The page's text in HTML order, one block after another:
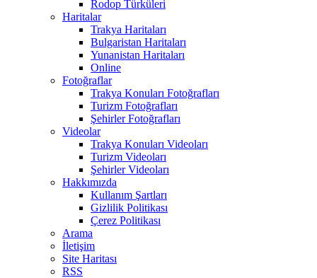
Rodop Türküleri
Haritalar
Trakya Haritaları
Bulgaristan Haritaları
Yunanistan Haritaları
Online
Fotoğraflar
Trakya Konuları Fotoğrafları
Turizm Fotoğrafları
Şehirler Fotoğrafları
Videolar
Trakya Konuları Videoları
Turizm Videoları
Şehirler Videoları
Hakkımızda
Kullanım Şartları
Gizlilik Politikası
Çerez Politikası
Arama
İletişim
Site Haritası
RSS